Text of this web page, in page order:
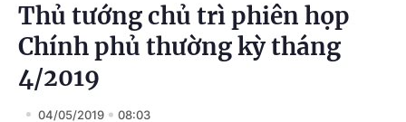
Thủ tướng chủ trì phiên họp
Chính phủ thường kỳ tháng
4/2019
04/05/2019 08:03